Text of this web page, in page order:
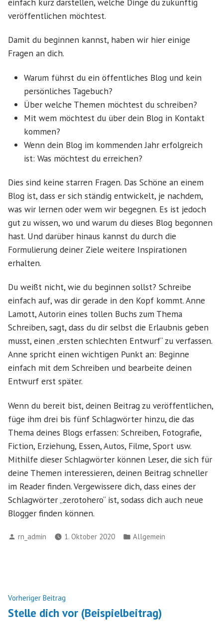
veröffentlichen möchtest.
Damit du beginnen kannst, haben wir hier einige
Fragen an dich.
Warum führst du ein öffentliches Blog und kein
persönliches Tagebuch?
Über welche Themen möchtest du schreiben?
Mit wem möchtest du über dein Blog in Kontakt
kommen?
Wenn dein Blog im kommenden Jahr erfolgreich
ist: Was möchtest du erreichen?
Dies sind keine starren Fragen. Das Schöne an einem
Blog ist, dass er sich ständig entwickelt, je nachdem,
was wir lernen oder wem wir begegnen. Es ist jedoch
gut zu wissen, wo und warum du dieses Blog begonnen
hast. Und darüber hinaus kannst du durch die
Formulierung deiner Ziele weitere Inspirationen
erhalten.
Du weißt nicht, wie du beginnen sollst? Schreibe
einfach auf, was dir gerade in den Kopf kommt. Anne
Lamott, Autorin eines tollen Buchs zum Thema
Schreiben, sagt, dass du dir selbst die Erlaubnis geben
musst, einen „ersten schlechten Entwurf“ zu verfassen.
Anne spricht einen wichtigen Punkt an: Beginne
einfach mit dem Schreiben und bearbeite deinen
Entwurf erst später.
Wenn du bereit bist, deinen Beitrag zu veröffentlichen,
füge ihm drei bis fünf Schlagwörter hinzu, die das
Thema deines Blogs erfassen: Schreiben, Fotografie,
Fiction, Erziehung, Essen, Autos, Filme, Sport usw.
Mithilfe dieser Schlagwörter können Leser, die sich für
deine Themen interessieren, deinen Beitrag schneller
im Reader finden. Vergewissere dich, dass eines der
Schlagwörter „zerotohero“ ist, sodass dich auch neue
Blogger finden können.
Verfasst
rn_admin 1. Oktober 2020
Veröffentlicht
Allgemein
Beitragsnavigation
Vorheriger Beitrag
Beitrag:
Stelle dich vor (Beispielbeitrag)